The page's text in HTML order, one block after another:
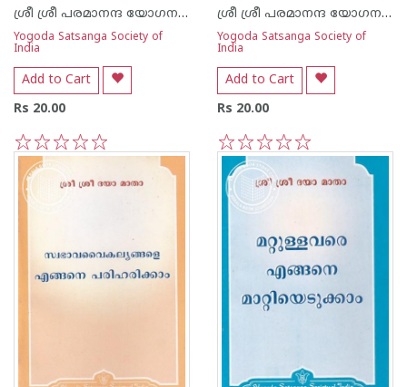
ശ്രീ ശ്രീ പരമാനന്ദ യോഗനന്ദ
Yogoda Satsanga Society of
India
Add to Cart
Rs 20.00
5
4
3
2
1
ശ്രീ ശ്രീ പരമാനന്ദ യോഗനന്ദ
Yogoda Satsanga Society of
India
Add to Cart
Rs 20.00
5
4
3
2
1